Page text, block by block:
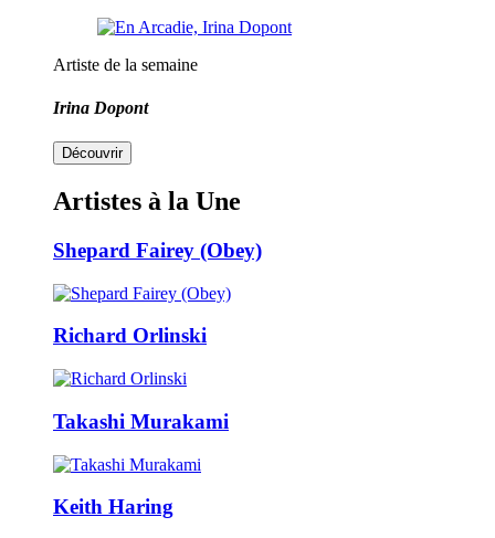
Artiste de la semaine
Irina Dopont
Découvrir
Artistes à la Une
Shepard Fairey (Obey)
Richard Orlinski
Takashi Murakami
Keith Haring